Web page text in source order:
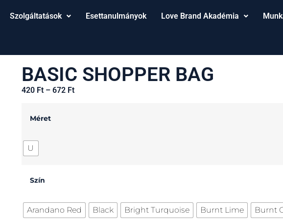
Szolgáltatások Esettanulmányok Love Brand Akadémia
BASIC SHOPPER BAG
420 Ft – 672 Ft
Méret
U
Szín
Arandano Red Black Bright Turquoise Burnt Lime Burnt